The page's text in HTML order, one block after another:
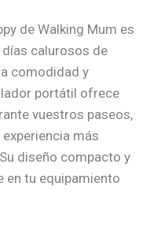
de Walking Mum es
calurosos de
comodidad y
portátil ofrece
vuestros paseos,
más
diseño compacto y
en tu equipamiento